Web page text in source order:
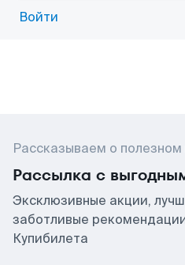
Войти
Рассказываем о
Рассылка с
Эксклюзивные акции,
заботливые
Купибилета